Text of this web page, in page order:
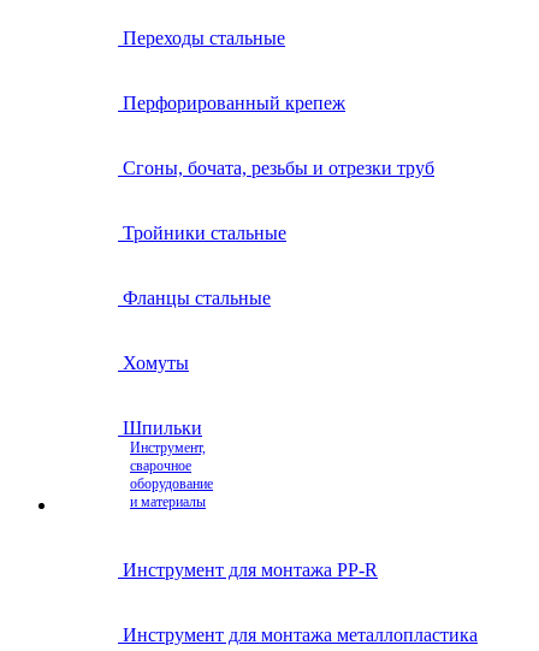
Переходы стальные
Перфорированный крепеж
Сгоны, бочата, резьбы и отрезки труб
Тройники стальные
Фланцы стальные
Хомуты
Шпильки
Инструмент,
сварочное
оборудование
и материалы
Инструмент для монтажа PP-R
Инструмент для монтажа металлопластика